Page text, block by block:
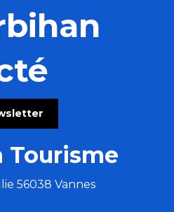
Tourisme
56038 Vannes